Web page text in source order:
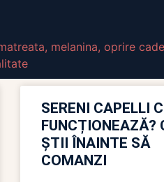
, melanina, oprire
SERENI CAPELLI
FUNCȚIONEAZĂ?
ȘTII ÎNAINTE SĂ
COMANZI